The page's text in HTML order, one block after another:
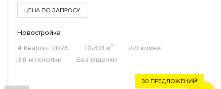
ЦЕНА ПО ЗАПРОСУ
Новостройка
4 Квартал 2026
70-321 м²
2-9 комнат
3.8 м потолки
Без отделки
30 ПРЕДЛОЖЕНИЙ